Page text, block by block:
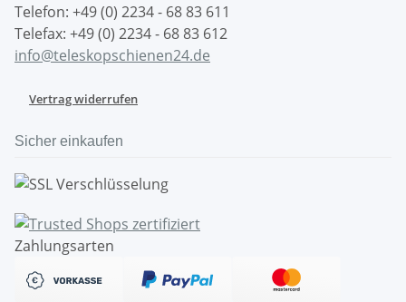
Telefon: +49 (0) 2234 - 68 83 611
Telefax: +49 (0) 2234 - 68 83 612
info@teleskopschienen24.de
Vertrag widerrufen
Sicher einkaufen
Zahlungsarten